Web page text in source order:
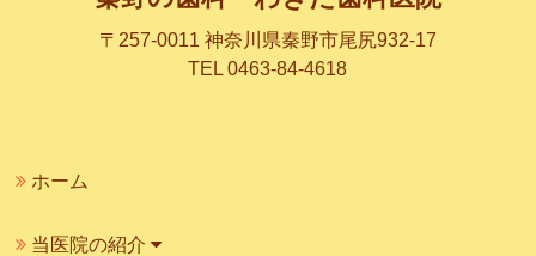
〒257-0011 神奈川県秦野市尾尻932-17
TEL 0463-84-4618
ホーム
当医院の紹介